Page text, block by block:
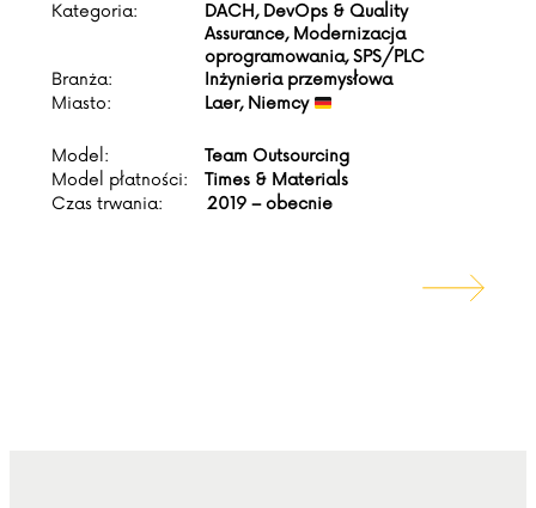
Kategoria:
DACH, DevOps & Quality
Assurance, Modernizacja
oprogramowania, SPS/PLC
Branża:
Inżynieria przemysłowa
Miasto:
Laer, Niemcy
Model:
Team Outsourcing
Model płatności:
Times & Materials
Czas trwania:
2019 – obecnie